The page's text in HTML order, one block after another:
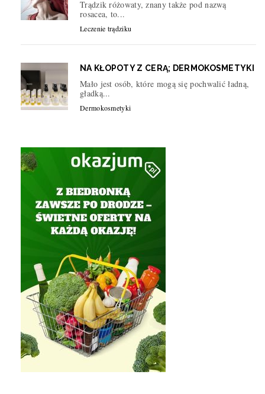
Trądzik różowaty, znany także pod nazwą
rosacea, to...
Leczenie trądziku
NA KŁOPOTY Z CERĄ; DERMOKOSMETYKI
Mało jest osób, które mogą się pochwalić ładną,
gładką...
Dermokosmetyki